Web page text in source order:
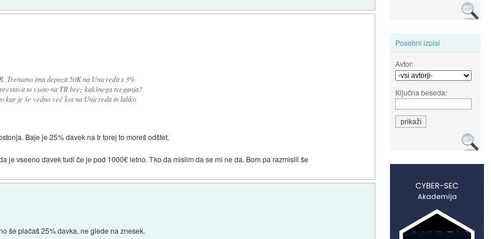
Posebni izpisi
Avtor:
Ključna beseda:
Trenutno ima depozit 50K na Unicredit s 3%
to vsoto na TR brez kakšnega tveganja?
kar je še vedno več kot na Unicredit in lahko
Baje je 25% davek na tr torej to moreš odštet.
je vseeno davek tudi če je pod 1000€ letno. Tko da mislim da se mi ne da. Bom pa razmislil še
še plačaš 25% davka, ne glede na znesek.